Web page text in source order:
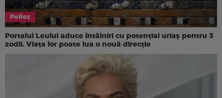
PeRoz
Portalul Leului aduce întâlniri cu potențial uriaș pentru 3
zodii. Viața lor poate lua o nouă direcție